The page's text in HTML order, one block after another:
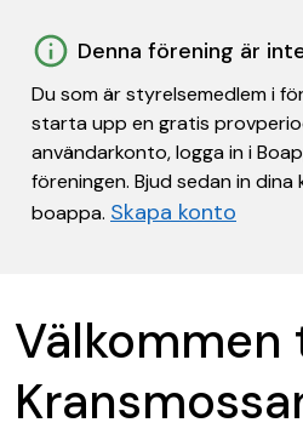
Denna förening är
Du som är styrelsemedlem i
starta upp en gratis
användarkonto, logga in i
föreningen. Bjud sedan in
boappa. Skapa konto
Välkommen